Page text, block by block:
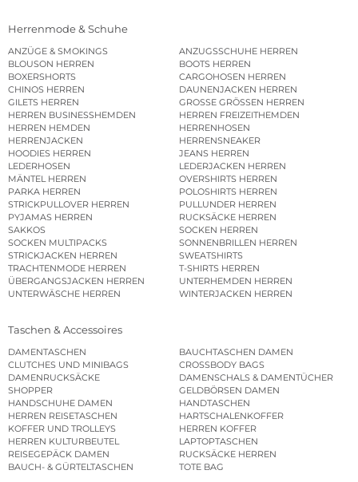
Herrenmode & Schuhe
ANZÜGE & SMOKINGS
ANZUGSSCHUHE HERREN
BLOUSON HERREN
BOOTS HERREN
BOXERSHORTS
CARGOHOSEN HERREN
CHINOS HERREN
DAUNENJACKEN HERREN
GILETS HERREN
GROSSE GRÖSSEN HERREN
HERREN BUSINESSHEMDEN
HERREN FREIZEITHEMDEN
HERREN HEMDEN
HERRENHOSEN
HERRENJACKEN
HERRENSNEAKER
HOODIES HERREN
JEANS HERREN
LEDERHOSEN
LEDERJACKEN HERREN
MÄNTEL HERREN
OVERSHIRTS HERREN
PARKA HERREN
POLOSHIRTS HERREN
STRICKPULLOVER HERREN
PULLUNDER HERREN
PYJAMAS HERREN
RUCKSÄCKE HERREN
SAKKOS
SOCKEN HERREN
SOCKEN MULTIPACKS
SONNENBRILLEN HERREN
STRICKJACKEN HERREN
SWEATSHIRTS
TRACHTENMODE HERREN
T-SHIRTS HERREN
ÜBERGANGSJACKEN HERREN
UNTERHEMDEN HERREN
UNTERWÄSCHE HERREN
WINTERJACKEN HERREN
Taschen & Accessoires
DAMENTASCHEN
BAUCHTASCHEN DAMEN
CLUTCHES UND MINIBAGS
CROSSBODY BAGS
DAMENRUCKSÄCKE
DAMENSCHALS & DAMENTÜCHER
SHOPPER
GELDBÖRSEN DAMEN
HANDSCHUHE DAMEN
HANDTASCHEN
HERREN REISETASCHEN
HARTSCHALENKOFFER
KOFFER UND TROLLEYS
HERREN KOFFER
HERREN KULTURBEUTEL
LAPTOPTASCHEN
REISEGEPÄCK DAMEN
RUCKSÄCKE HERREN
BAUCH- & GÜRTELTASCHEN
TOTE BAG